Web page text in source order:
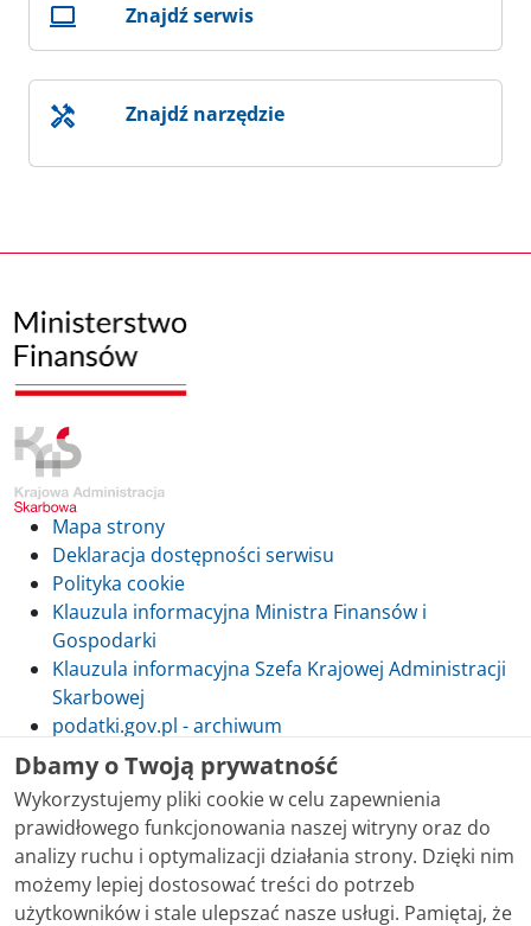
Znajdź serwis
Znajdź narzędzie
Mapa strony
Deklaracja dostępności serwisu
Polityka cookie
Klauzula informacyjna Ministra Finansów i
Gospodarki
Klauzula informacyjna Szefa Krajowej Administracji
Skarbowej
podatki.gov.pl - archiwum
Skontaktuj się z nami
Treści zamieszczone w serwisie udostępniamy
Dbamy o Twoją prywatność
Wykorzystujemy pliki cookie w celu zapewnienia
prawidłowego funkcjonowania naszej witryny oraz do
analizy ruchu i optymalizacji działania strony. Dzięki nim
możemy lepiej dostosować treści do potrzeb
użytkowników i stale ulepszać nasze usługi. Pamiętaj, że